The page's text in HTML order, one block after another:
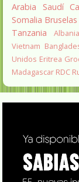
Arabia Saudí
Somalia Bruselas
Tanzania
Albania
Vietnam
Unidos Eritrea
Madagascar RDC